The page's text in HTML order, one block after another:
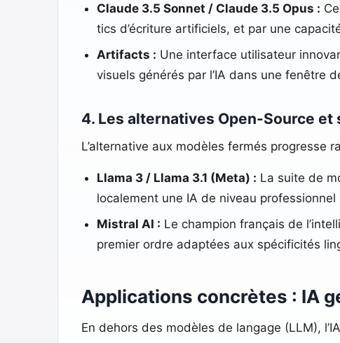
Claude 3.5 Sonnet / Claude 3.5 Opus :
tics d’écriture artificiels, et par une
Artifacts : Une interface utilisateur
visuels générés par l’IA dans une fenêtre
4. Les alternatives Open-Source et
L’alternative aux modèles fermés progresse
Llama 3 / Llama 3.1 (Meta) : La suite de
localement une IA de niveau
Mistral AI : Le champion français de
premier ordre adaptées aux spécificités
Applications concrètes : IA
En dehors des modèles de langage (LLM),